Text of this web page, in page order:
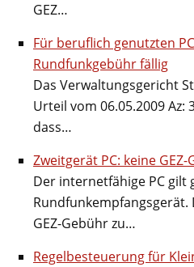
GEZ…
Für beruflich genutzten
Rundfunkgebühr fällig
Das Verwaltungsgericht
Urteil vom 06.05.2009 Az:
dass…
Zweitgerät PC: keine
Der internetfähige PC gilt
GEZ-Gebühr zu…
Regelbesteuerung für